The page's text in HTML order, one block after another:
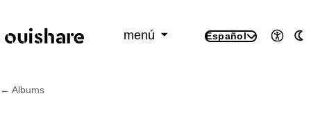
menú
Español
← Albums